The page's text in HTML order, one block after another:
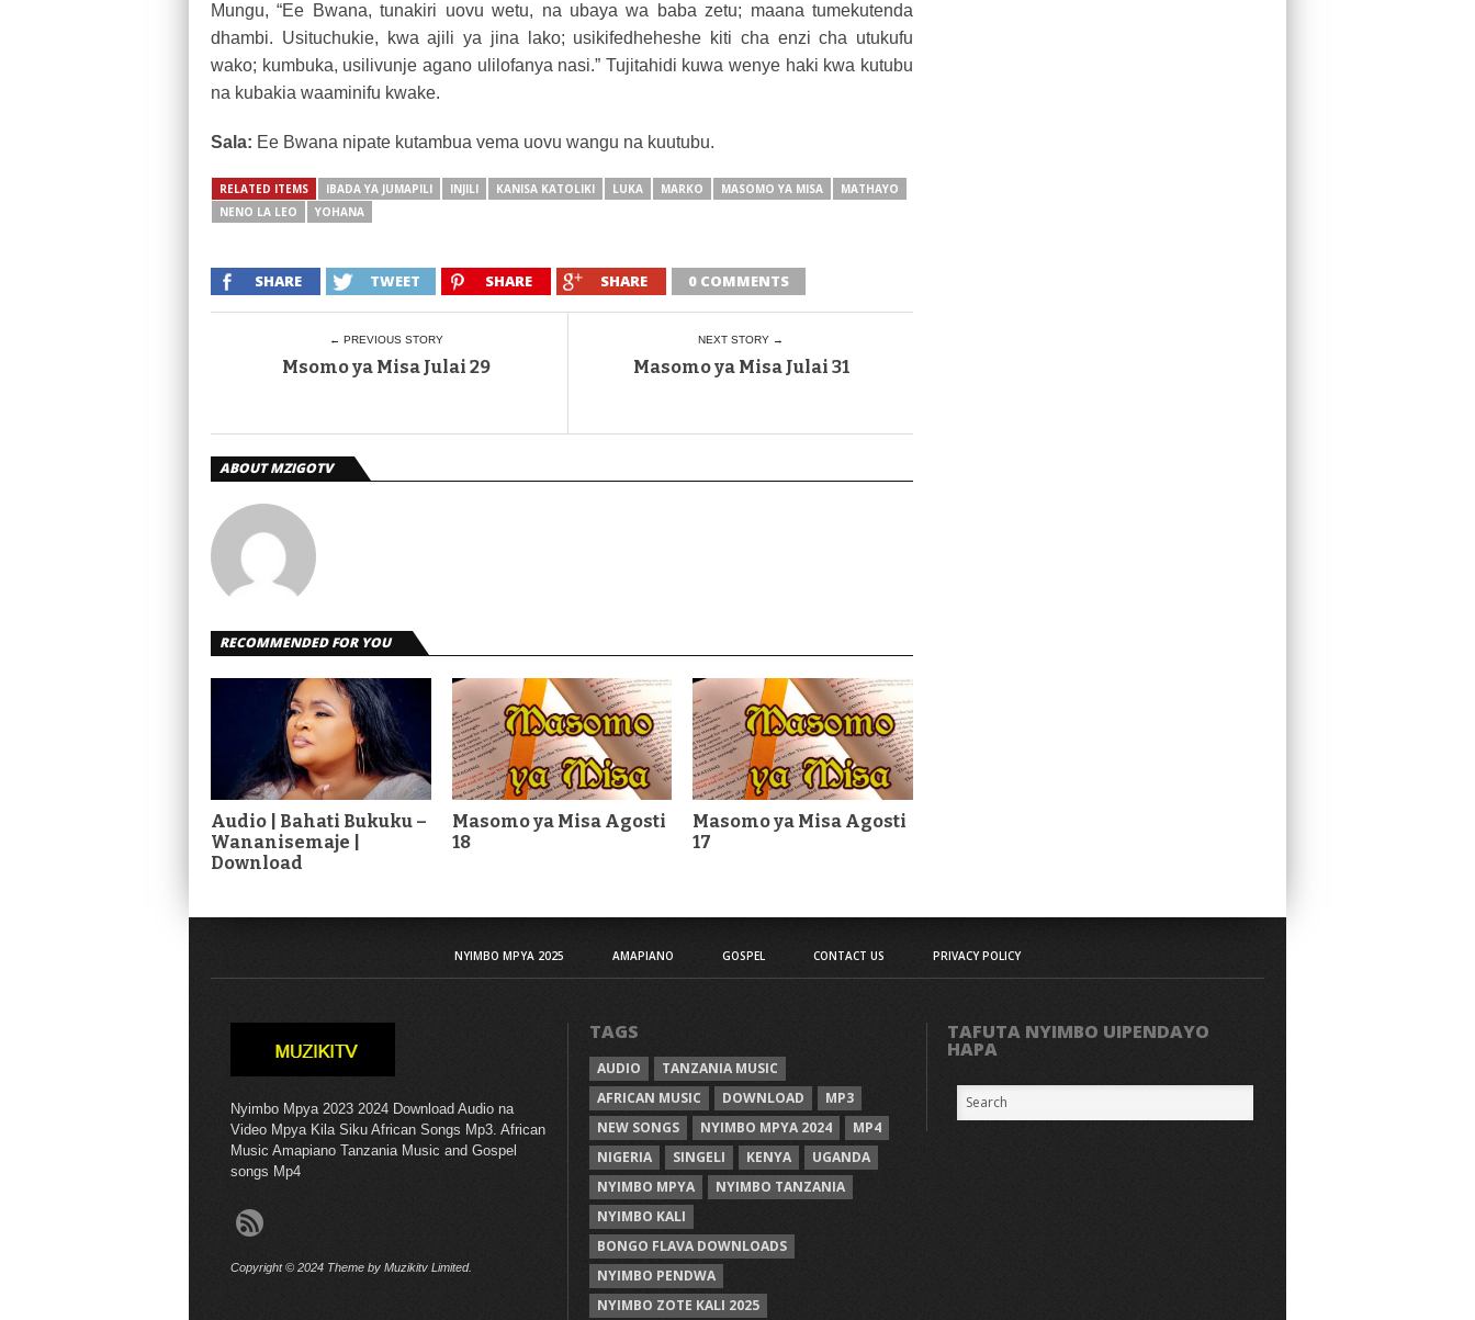
Mungu, “Ee Bwana, tunakiri uovu wetu, na ubaya wa baba zetu; maana tumekutenda
dhambi. Usituchukie, kwa ajili ya jina lako; usikifedheheshe kiti cha enzi cha utukufu
wako; kumbuka, usilivunje agano ulilofanya nasi.” Tujitahidi kuwa wenye haki kwa kutubu
na kubakia waaminifu kwake.
Sala: Ee Bwana nipate kutambua vema uovu wangu na kuutubu.
RELATED ITEMS IBADA YA JUMAPILI INJILI KANISA KATOLIKI LUKA MARKO MASOMO YA MISA
MATHAYO
NENO LA LEO
YOHANA
SHARE TWEET SHARE SHARE 0 COMMENTS
← PREVIOUS STORY
Msomo ya Misa Julai 29
NEXT STORY →
Masomo ya Misa Julai 31
ABOUT MZIGOTV
RECOMMENDED FOR YOU
Audio | Bahati Bukuku –
Wananisemaje |
Download
Masomo ya Misa Agosti
18
Masomo ya Misa Agosti
17
NYIMBO MPYA 2025 AMAPIANO GOSPEL CONTACT US PRIVACY POLICY
Nyimbo Mpya 2023 2024 Download Audio na
Video Mpya Kila Siku African Songs Mp3. African
Music Amapiano Tanzania Music and Gospel
songs Mp4
Copyright © 2024 Theme by Muzikitv Limited.
TAGS
AUDIO
TANZANIA MUSIC
AFRICAN MUSIC
DOWNLOAD
MP3
NEW SONGS
NYIMBO MPYA 2024
MP4
NIGERIA
SINGELI KENYA
UGANDA
NYIMBO MPYA
NYIMBO TANZANIA
NYIMBO KALI
BONGO FLAVA DOWNLOADS
NYIMBO PENDWA
NYIMBO ZOTE KALI 2025
TAFUTA NYIMBO UIPENDAYO
HAPA